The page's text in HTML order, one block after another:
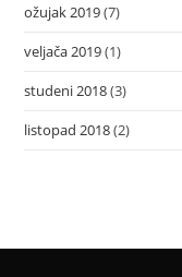
ožujak 2019(7)
veljača 2019(1)
studeni 2018(3)
listopad 2018(2)